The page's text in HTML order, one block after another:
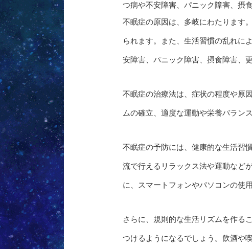
つ病や不安障害、パニック障害、摂
不眠症の原因は、多岐にわたります
られます。また、生活習慣の乱れに
安障害、パニック障害、摂食障害、
不眠症の治療法は、症状の程度や原
ムの確立、適度な運動や栄養バラン
不眠症の予防には、健康的な生活習
流で行えるリラックス法や運動など
に、スマートフォンやパソコンの使
さらに、規則的な生活リズムを作る
つけるようになるでしょう。飲酒や